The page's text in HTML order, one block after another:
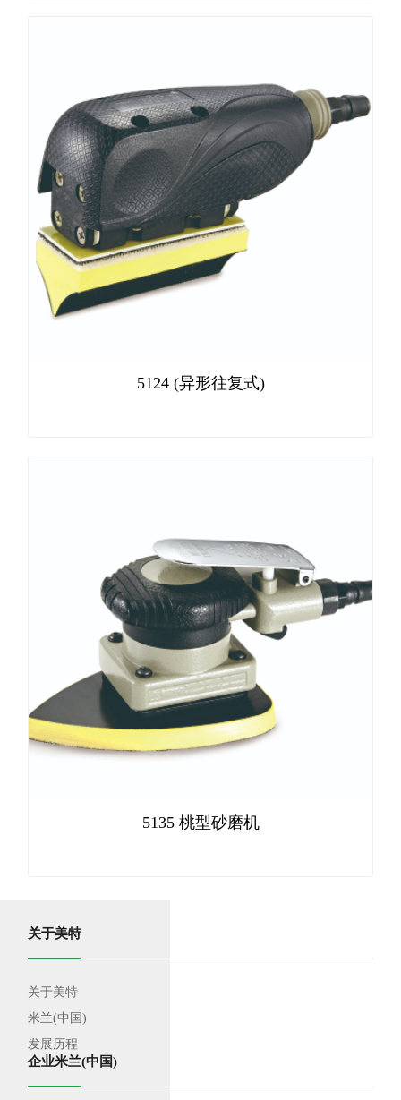
5124 (异形往复式)
5135 桃型砂磨机
关于美特
关于美特
米兰(中国)
发展历程
企业米兰(中国)